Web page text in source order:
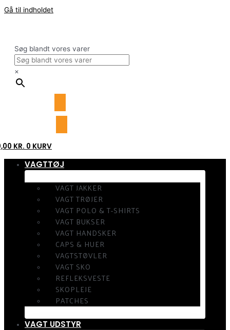
Gå til indholdet
Søg blandt vores varer
×
KR. 0 KURV
VAGTTØJ
VAGT JAKKER
VAGT TRØJER
VAGT POLO & T-SHIRTS
VAGT BUKSER
VAGT HANDSKER
CAPS & HUER
VAGTSTØVLER
VAGT SKO
REFLEKSVESTE
SKOPLEJE
PATCHES
VAGT UDSTYR